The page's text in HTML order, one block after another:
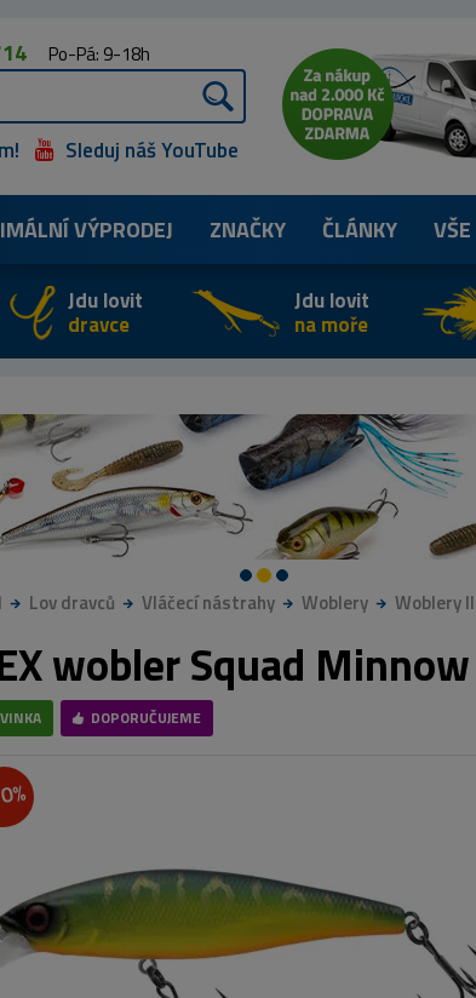
Po-Pá: 9-18h
Sleduj náš YouTube
VÝPRODEJ ZNAČKY ČLÁNKY
Jdu lovit
dravce
Jdu lovit
na moře
Lov dravců Vláčecí nástrahy Woblery Woblery
wobler Squad
DOPORUČUJEME